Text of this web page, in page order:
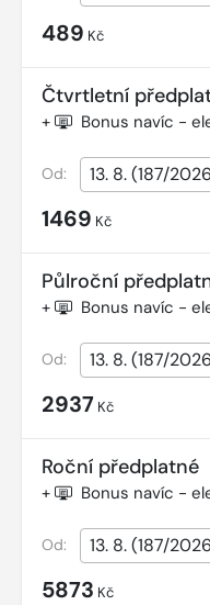
489 Kč
Čtvrtletní
+ Bonus navíc -
Od:
1469 Kč
Půlroční
+ Bonus navíc -
Od:
2937 Kč
Roční předplatné
+ Bonus navíc -
Od:
5873 Kč